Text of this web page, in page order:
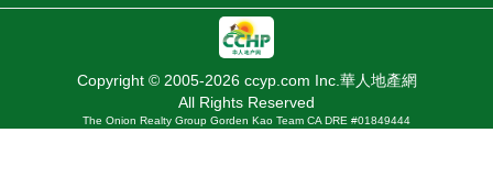
Copyright © 2005-2026 ccyp.com Inc.華人地產網
All Rights Reserved
The Onion Realty Group Gorden Kao Team CA DRE #01849444